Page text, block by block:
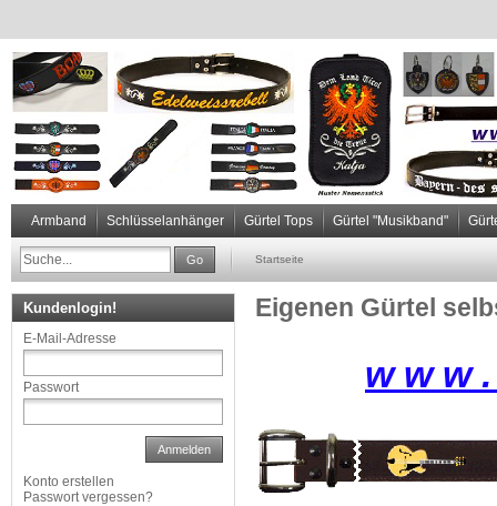
Armband Schlüsselanhänger Gürtel Tops Gürtel "Musikband"
Go Startseite
Eigenen Gürtel
w w w
Kundenlogin!
E-Mail-Adresse
Passwort
Anmelden
Konto erstellen
Passwort vergessen?